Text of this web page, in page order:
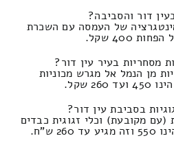
דור והסביבה?
של העמסה עם השכרת
400 שקל.
מסחריות בעיר עין דור?
מן הנמל אל מגרש מכוניות
שקל.
בסביבת עין דור?
(עם מקובעת) וכלי זגוגית כבדים
ש"ח.